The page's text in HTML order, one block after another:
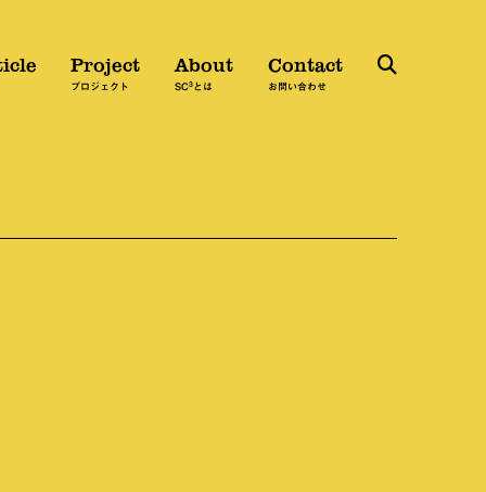
Project
プロジェクト
About
SC3とは
Contact
お問い合わせ